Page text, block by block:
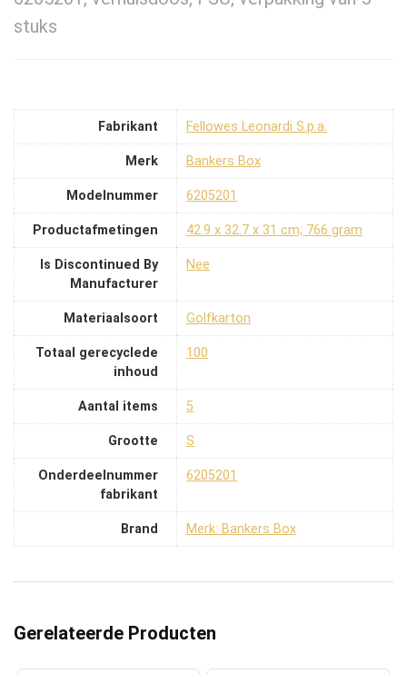
stuks
Fabrikant ‎Fellowes Leonardi S.p.a.
Merk ‎Bankers Box
Modelnummer ‎6205201
Productafmetingen ‎42.9 x 32.7 x 31 cm; 766 gram
Is Discontinued By
Manufacturer
‎Nee
Materiaalsoort ‎Golfkarton
Totaal gerecyclede
inhoud
‎100
Aantal items ‎5
Grootte ‎S
Onderdeelnummer
fabrikant
‎6205201
Brand Merk: Bankers Box
Gerelateerde Producten